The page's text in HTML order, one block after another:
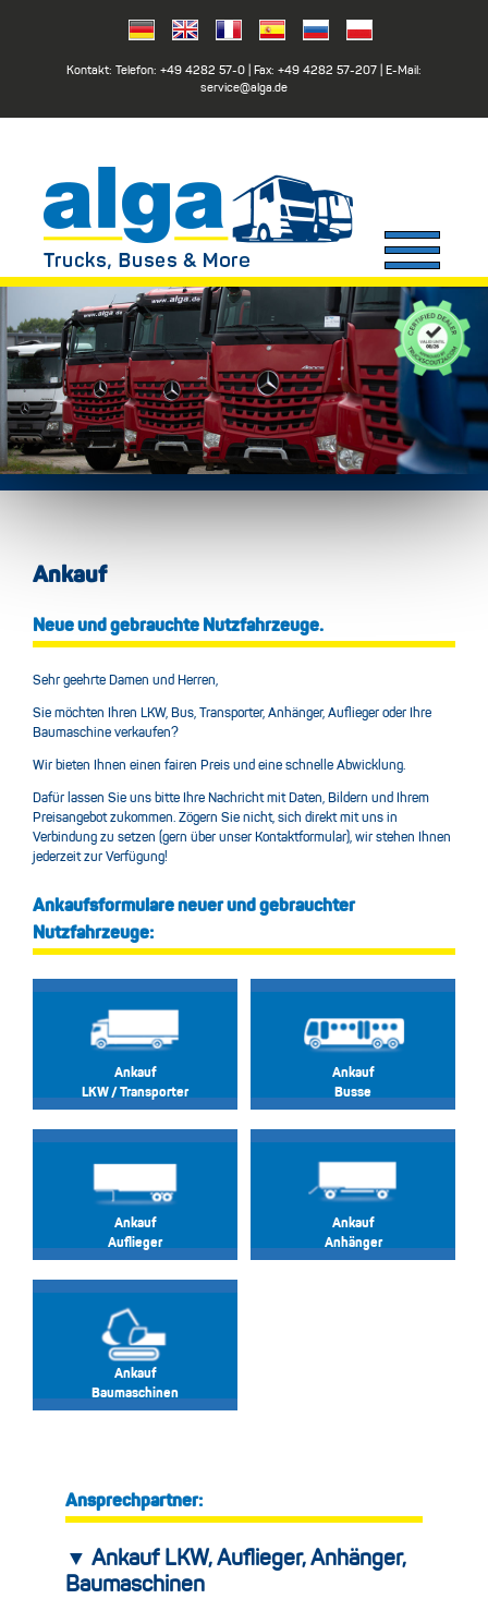
Kontakt: Telefon: +49 4282 57-0 | Fax: +49 4282 57-207 | E-Mail:
service@alga.de
Ankauf
Neue und gebrauchte Nutzfahrzeuge.
Sehr geehrte Damen und Herren,
Sie möchten Ihren LKW, Bus, Transporter, Anhänger, Auflieger oder Ihre
Baumaschine verkaufen?
Wir bieten Ihnen einen fairen Preis und eine schnelle Abwicklung.
Dafür lassen Sie uns bitte Ihre Nachricht mit Daten, Bildern und Ihrem
Preisangebot zukommen. Zögern Sie nicht, sich direkt mit uns in
Verbindung zu setzen (gern über unser Kontaktformular), wir stehen Ihnen
jederzeit zur Verfügung!
Ankaufsformulare neuer und gebrauchter
Nutzfahrzeuge:
Ankauf
LKW / Transporter
Ankauf
Busse
Ankauf
Auflieger
Ankauf
Anhänger
Ankauf
Baumaschinen
Ansprechpartner:
▼ Ankauf LKW, Auflieger, Anhänger,
Baumaschinen